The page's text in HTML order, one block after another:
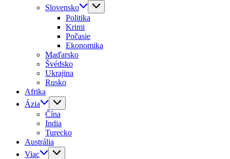
Slovensko
Politika
Krimi
Počasie
Ekonomika
Maďarsko
Švédsko
Ukrajina
Rusko
Afrika
Ázia
Čína
India
Turecko
Austrália
Viac